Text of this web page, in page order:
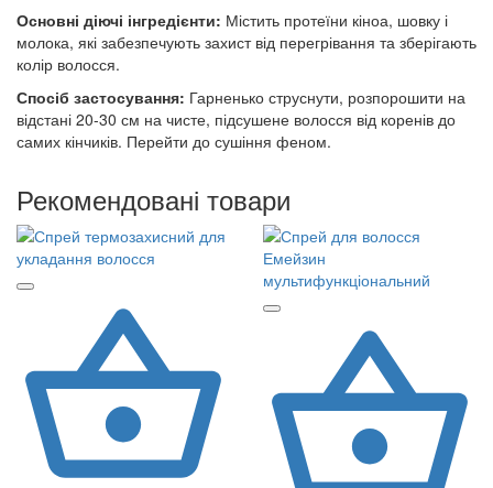
Основні діючі інгредієнти: Містить протеїни кіноа, шовку і
молока, які забезпечують захист від перегрівання та зберігають
колір волосся.
Спосіб застосування: Гарненько струснути, розпорошити на
відстані 20-30 см на чисте, підсушене волосся від коренів до
самих кінчиків. Перейти до сушіння феном.
Рекомендовані товари